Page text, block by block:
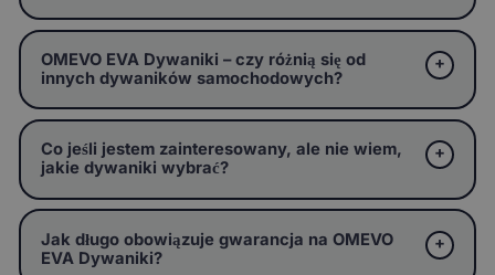
OMEVO EVA Dywaniki – czy różnią się od
innych dywaników samochodowych?
Co jeśli jestem zainteresowany, ale nie wiem,
jakie dywaniki wybrać?
Jak długo obowiązuje gwarancja na OMEVO
EVA Dywaniki?